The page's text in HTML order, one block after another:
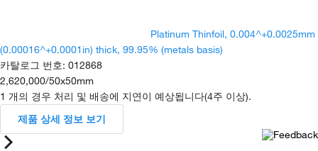
Platinum Thinfoil, 0.004^+0.0025mm
(0.00016^+0.0001in) thick, 99.95% (metals basis)
카탈로그 번호: 012868
2,620,000/50x50mm
1 개의 경우 처리 및 배송에 지연이 예상됩니다(4주 이상).
제품 상세 정보 보기